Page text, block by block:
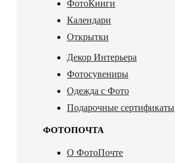
ФотоКниги
Календари
Открытки
Декор Интерьера
Фотосувениры
Одежда с Фото
Подарочные сертификаты
ФОТОПОЧТА
О ФотоПочте